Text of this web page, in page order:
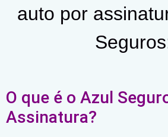
auto por
O que é o Azul
Assinatura?